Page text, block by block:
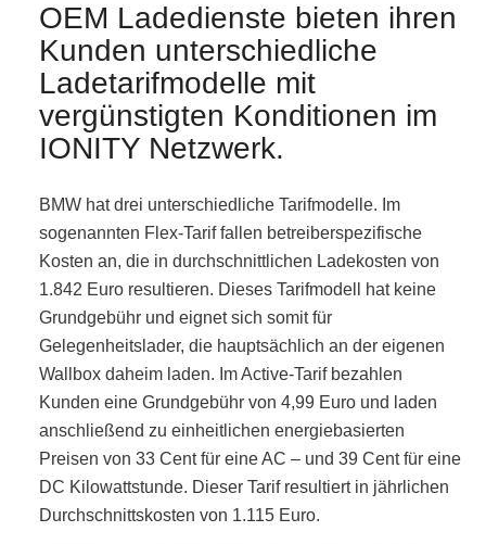
OEM Ladedienste bieten ihren
Kunden unterschiedliche
Ladetarifmodelle mit
vergünstigten Konditionen im
IONITY Netzwerk.
BMW hat drei unterschiedliche Tarifmodelle. Im
sogenannten Flex-Tarif fallen betreiberspezifische
Kosten an, die in durchschnittlichen Ladekosten von
1.842 Euro resultieren. Dieses Tarifmodell hat keine
Grundgebühr und eignet sich somit für
Gelegenheitslader, die hauptsächlich an der eigenen
Wallbox daheim laden. Im Active-Tarif bezahlen
Kunden eine Grundgebühr von 4,99 Euro und laden
anschließend zu einheitlichen energiebasierten
Preisen von 33 Cent für eine AC – und 39 Cent für eine
DC Kilowattstunde. Dieser Tarif resultiert in jährlichen
Durchschnittskosten von 1.115 Euro.